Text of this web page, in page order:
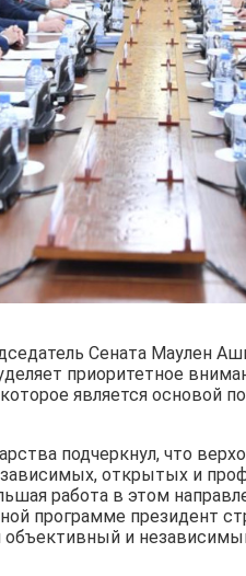
Сената Маулен
приоритетное
является основой
подчеркнул, что
открытых и
работа в этом
программе президент
объективный и